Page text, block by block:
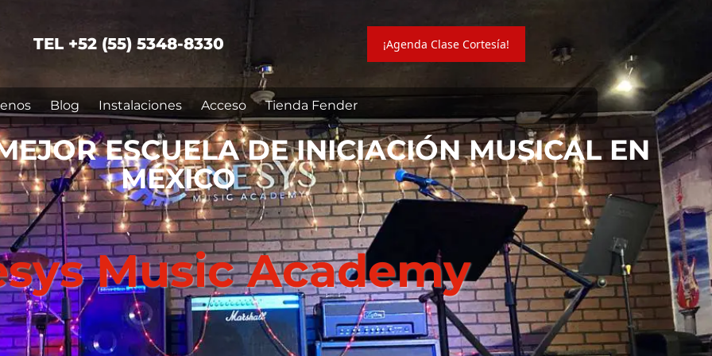
TEL +52 (55) 5348-8330 ¡Agenda Clase Cortesía!
Blog Instalaciones Acceso Tienda Fender
ESCUELA DE INICIACIÓN MUSICAL EN
MÉXICO
Music Academy